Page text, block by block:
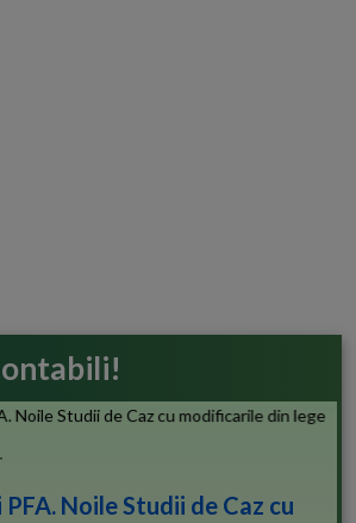
Noile Studii de Caz cu